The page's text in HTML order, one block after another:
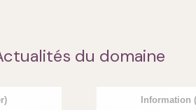
du domaine
Information